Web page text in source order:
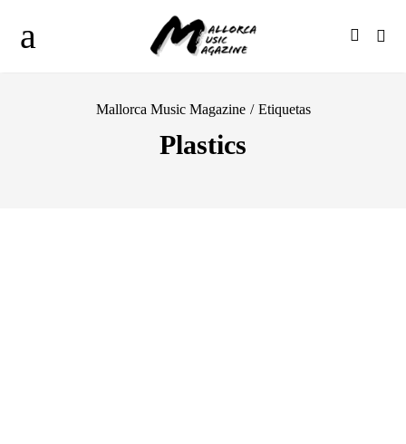
Mallorca Music Magazine / Etiquetas
Plastics